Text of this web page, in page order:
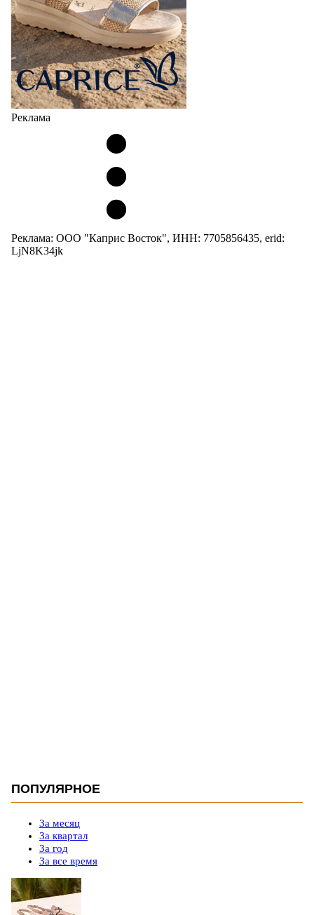
Реклама
Реклама: ООО "Каприс Восток", ИНН: 7705856435, erid:
LjN8K34jk
ПОПУЛЯРНОЕ
За месяц
За квартал
За год
За все время